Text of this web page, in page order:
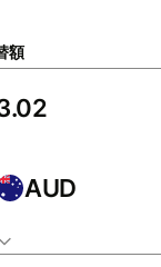
額
AUD